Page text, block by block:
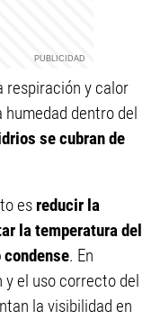
respiración y calor
dentro del
se cubran de
es reducir la
la temperatura del
condense. En
y el uso correcto del
la visibilidad en